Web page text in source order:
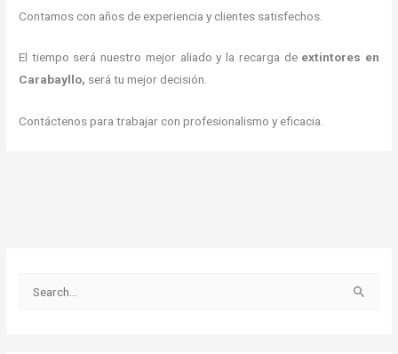
Contamos con años de experiencia y clientes satisfechos.
El tiempo será nuestro mejor aliado y la recarga de extintores en
Carabayllo, será tu mejor decisión.
Contáctenos para trabajar con profesionalismo y eficacia.